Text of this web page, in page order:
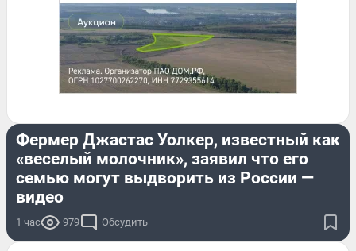
Фермер Джастас Уолкер, известный как
«веселый молочник», заявил что его
семью могут выдворить из России —
видео
1 час 979 Обсудить